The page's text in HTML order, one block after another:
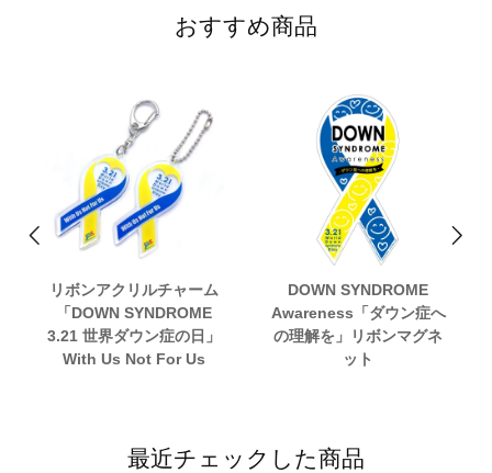
おすすめ商品
リボンアクリルチャーム
「DOWN SYNDROME
3.21 世界ダウン症の日」
With Us Not For Us
DOWN SYNDROME
Awareness「ダウン症へ
の理解を」リボンマグネ
ット
最近チェックした商品